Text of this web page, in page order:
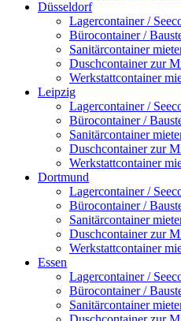
Düsseldorf
Lagercontainer /
Bürocontainer /
Sanitärcontainer
Duschcontainer zur
Werkstattcontainer
Leipzig
Lagercontainer /
Bürocontainer /
Sanitärcontainer
Duschcontainer zur
Werkstattcontainer
Dortmund
Lagercontainer /
Bürocontainer /
Sanitärcontainer
Duschcontainer zur
Werkstattcontainer
Essen
Lagercontainer /
Bürocontainer /
Sanitärcontainer